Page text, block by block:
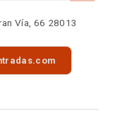
Vía, 66 28013